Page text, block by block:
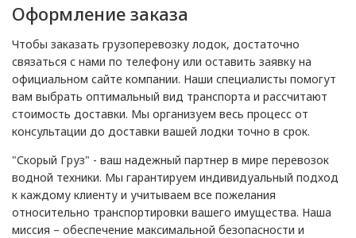
Оформление заказа
Чтобы заказать грузоперевозку лодок, достаточно
связаться с нами по телефону или оставить заявку на
официальном сайте компании. Наши специалисты помогут
вам выбрать оптимальный вид транспорта и рассчитают
стоимость доставки. Мы организуем весь процесс от
консультации до доставки вашей лодки точно в срок.
"Скорый Груз" - ваш надежный партнер в мире перевозок
водной техники. Мы гарантируем индивидуальный подход
к каждому клиенту и учитываем все пожелания
относительно транспортировки вашего имущества. Наша
миссия – обеспечение максимальной безопасности и